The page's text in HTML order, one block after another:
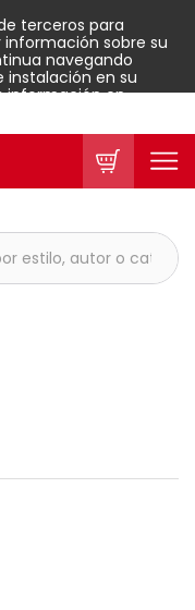
terceros para
sobre su
navegando
instalación en su
información en